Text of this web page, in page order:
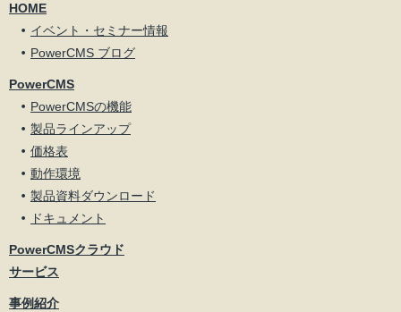
HOME
イベント・セミナー情報
PowerCMS ブログ
PowerCMS
PowerCMSの機能
製品ラインアップ
価格表
動作環境
製品資料ダウンロード
ドキュメント
PowerCMSクラウド
サービス
事例紹介